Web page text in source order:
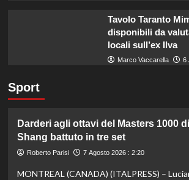
Tavolo Taranto
disponibili da
locali sull’ex Ilva
Marco Vaccarella 6
Sport
Darderi agli ottavi del Masters 1000
Shang battuto in tre set
Roberto Parisi 7 Agosto 2026 : 2:20
MONTREAL (CANADA) (ITALPRESS) –